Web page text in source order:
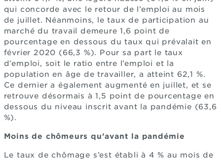
qui concorde avec le retour de l’emploi au mois
de juillet. Néanmoins, le taux de participation au
marché du travail demeure 1,6 point de
pourcentage en dessous du taux qui prévalait en
février 2020 (66,3 %). Pour sa part le taux
d’emploi, soit le ratio entre l’emploi et la
population en âge de travailler, a atteint 62,1 %.
Ce dernier a également augmenté en juillet, et se
retrouve désormais à 1,5 point de pourcentage en
dessous du niveau inscrit avant la pandémie (63,6
%).
Moins de chômeurs qu’avant la pandémie
Le taux de chômage s’est établi à 4 % au mois de